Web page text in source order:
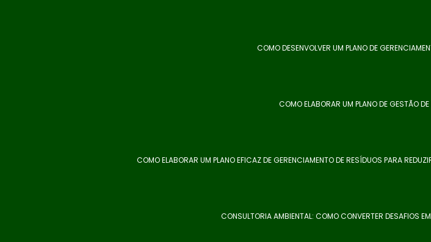
COMO DESENVOLVER UM PLANO DE
COMO ELABORAR UM PLANO DE GESTÃO
COMO ELABORAR UM PLANO EFICAZ DE GERENCIAMENTO DE RESÍDUOS PARA
CONSULTORIA AMBIENTAL: COMO CONVERTER DESAFIOS